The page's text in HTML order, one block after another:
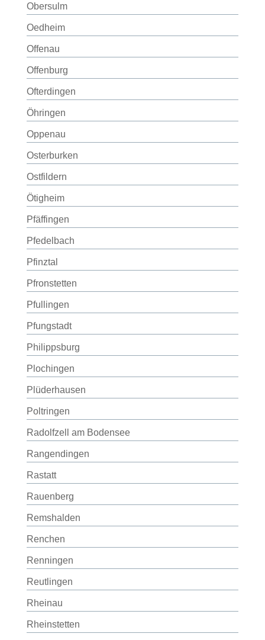
Obersulm
Oedheim
Offenau
Offenburg
Ofterdingen
Öhringen
Oppenau
Osterburken
Ostfildern
Ötigheim
Pfäffingen
Pfedelbach
Pfinztal
Pfronstetten
Pfullingen
Pfungstadt
Philippsburg
Plochingen
Plüderhausen
Poltringen
Radolfzell am Bodensee
Rangendingen
Rastatt
Rauenberg
Remshalden
Renchen
Renningen
Reutlingen
Rheinau
Rheinstetten